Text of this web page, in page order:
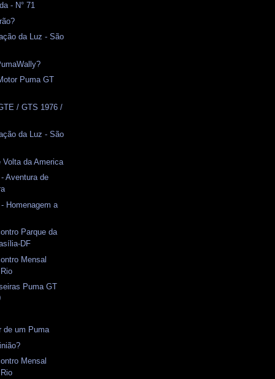
- N° 71
da Luz - São
Puma GT
/ GTS 1976 /
da Luz - São
Volta da America
Aventura de
Homenagem a
Parque da
DF
Mensal
Puma GT
de um Puma
Mensal